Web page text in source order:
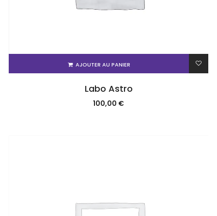
AJOUTER AU PANIER
Labo Astro
100,00 €